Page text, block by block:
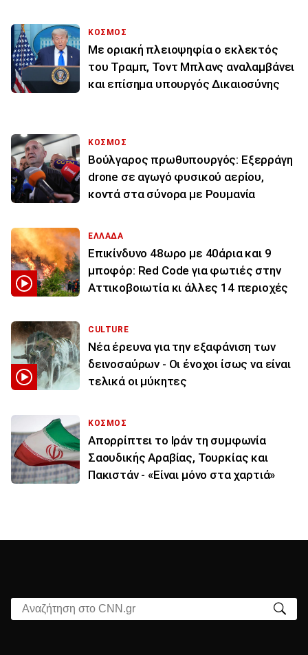
ΚΟΣΜΟΣ
Με οριακή πλειοψηφία ο εκλεκτός
του Τραμπ, Τοντ Μπλανς αναλαμβάνει
και επίσημα υπουργός Δικαιοσύνης
ΚΟΣΜΟΣ
Βούλγαρος πρωθυπουργός: Εξερράγη
drone σε αγωγό φυσικού αερίου,
κοντά στα σύνορα με Ρουμανία
ΕΛΛΑΔΑ
Επικίνδυνο 48ωρο με 40άρια και 9
μποφόρ: Red Code για φωτιές στην
Αττικοβοιωτία κι άλλες 14 περιοχές
CULTURE
Νέα έρευνα για την εξαφάνιση των
δεινοσαύρων - Οι ένοχοι ίσως να είναι
τελικά οι μύκητες
ΚΟΣΜΟΣ
Απορρίπτει το Ιράν τη συμφωνία
Σαουδικής Αραβίας, Τουρκίας και
Πακιστάν - «Είναι μόνο στα χαρτιά»
Αναζήτηση στο CNN.gr